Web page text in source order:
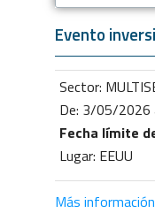
Evento
Sector:
De: 3/05/
Fecha límite
Lugar: EEUU
Más información